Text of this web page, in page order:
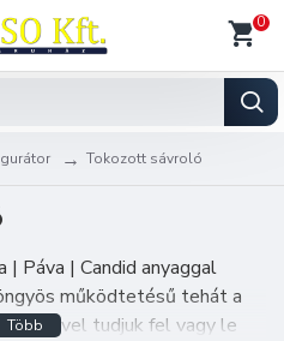
0
Tokozott sávroló
Páva | Candid anyaggal
működtetésű tehát a
tudjuk fel vagy le